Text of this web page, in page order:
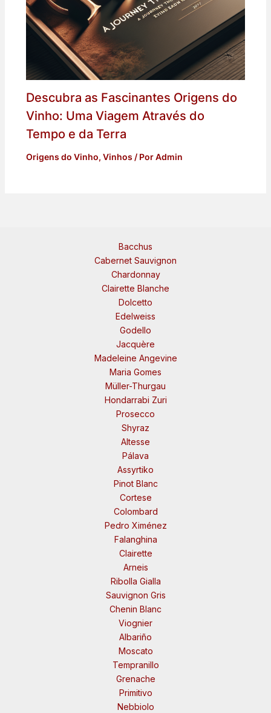
Descubra as Fascinantes Origens do
Vinho: Uma Viagem Através do
Tempo e da Terra
Origens do Vinho, Vinhos / PorAdmin
Bacchus
Cabernet Sauvignon
Chardonnay
Clairette Blanche
Dolcetto
Edelweiss
Godello
Jacquère
Madeleine Angevine
Maria Gomes
Müller-Thurgau
Hondarrabi Zuri
Prosecco
Shyraz
Altesse
Pálava
Assyrtiko
Pinot Blanc
Cortese
Colombard
Pedro Ximénez
Falanghina
Clairette
Arneis
Ribolla Gialla
Sauvignon Gris
Chenin Blanc
Viognier
Albariño
Moscato
Tempranillo
Grenache
Primitivo
Nebbiolo